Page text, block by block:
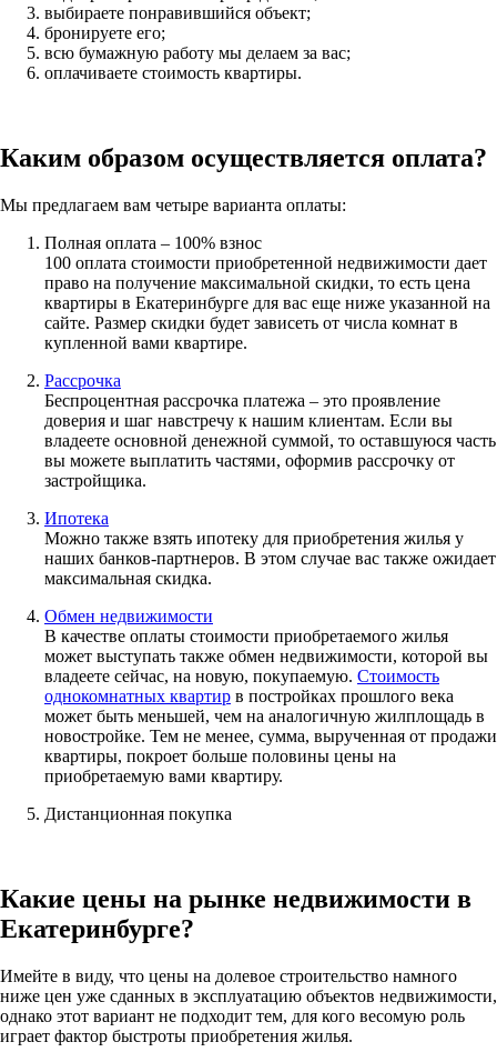
выбираете понравившийся объект;
бронируете его;
всю бумажную работу мы делаем за вас;
оплачиваете стоимость квартиры.
Каким образом осуществляется оплата?
Мы предлагаем вам четыре варианта оплаты:
Полная оплата – 100% взнос
100 оплата стоимости приобретенной недвижимости дает
право на получение максимальной скидки, то есть цена
квартиры в Екатеринбурге для вас еще ниже указанной на
сайте. Размер скидки будет зависеть от числа комнат в
купленной вами квартире.
Рассрочка
Беспроцентная рассрочка платежа – это проявление
доверия и шаг навстречу к нашим клиентам. Если вы
владеете основной денежной суммой, то оставшуюся часть
вы можете выплатить частями, оформив рассрочку от
застройщика.
Ипотека
Можно также взять ипотеку для приобретения жилья у
наших банков-партнеров. В этом случае вас также ожидает
максимальная скидка.
Обмен недвижимости
В качестве оплаты стоимости приобретаемого жилья
может выступать также обмен недвижимости, которой вы
владеете сейчас, на новую, покупаемую. Стоимость
однокомнатных квартир в постройках прошлого века
может быть меньшей, чем на аналогичную жилплощадь в
новостройке. Тем не менее, сумма, вырученная от продажи
квартиры, покроет больше половины цены на
приобретаемую вами квартиру.
Дистанционная покупка
Какие цены на рынке недвижимости в
Екатеринбурге?
Имейте в виду, что цены на долевое строительство намного
ниже цен уже сданных в эксплуатацию объектов недвижимости,
однако этот вариант не подходит тем, для кого весомую роль
играет фактор быстроты приобретения жилья.